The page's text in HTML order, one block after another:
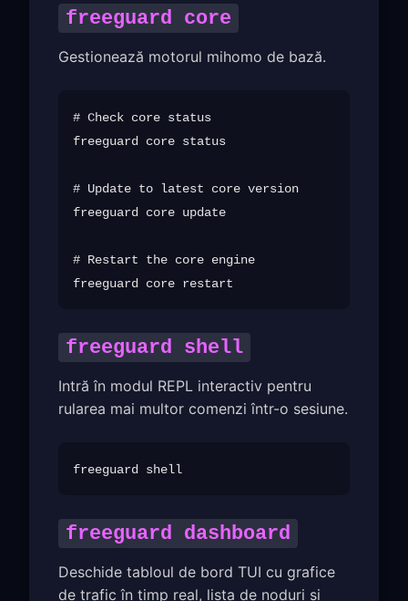
freeguard core
Gestionează motorul mihomo de bază.
# Check core status
freeguard core status
# Update to latest core version
freeguard core update
# Restart the core engine
freeguard shell
Intră în modul REPL interactiv pentru
rularea mai multor comenzi într-o sesiune.
freeguard dashboard
Deschide tabloul de bord TUI cu grafice
de trafic în timp real, lista de noduri și